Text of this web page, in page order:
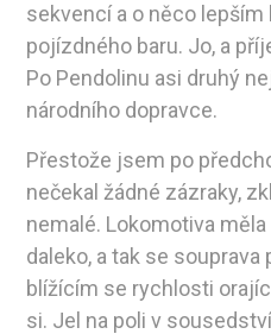
sekvencí a o něco
pojízdného baru. Jo, a
Po Pendolinu asi druhý
národního dopravce.
Přestože jsem po
nečekal žádné zázraky,
nemalé. Lokomotiva
daleko, a tak se
blížícím se rychlosti
si. Jel na poli v